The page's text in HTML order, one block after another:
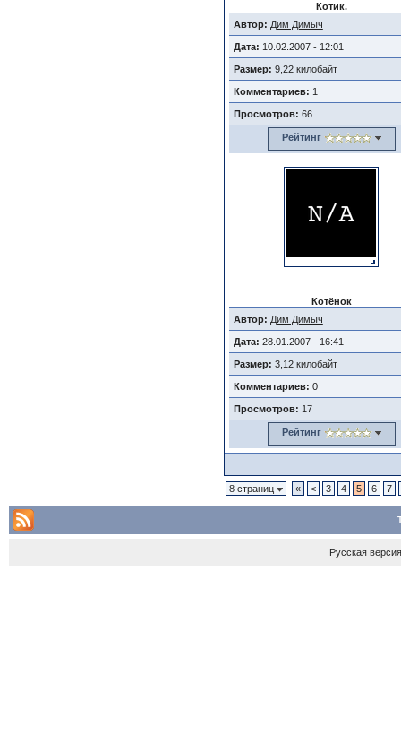
Котик.
Автор: Дим Димыч
Дата: 10.02.2007 - 12:01
Размер: 9,22 килобайт
Комментариев: 1
Просмотров: 66
Рейтинг
Котёнок
Автор: Дим Димыч
Дата: 28.01.2007 - 16:41
Размер: 3,12 килобайт
Комментариев: 0
Просмотров: 17
Рейтинг
8 страниц « < 3 4 5 6 7
Русская